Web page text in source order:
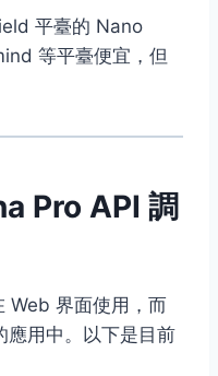
平臺的 Nano
等平臺便宜，但
Pro API 調
Web 界面使用，而
應用中。以下是目前